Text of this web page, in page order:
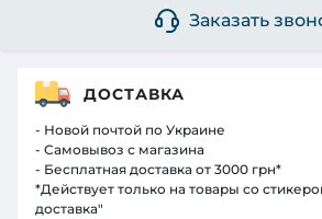
Заказать
ДОСТАВКА
- Новой почтой по Украине
- Самовывоз с магазина
- Бесплатная доставка от 3000 грн*
*Действует только на товары со
доставка"